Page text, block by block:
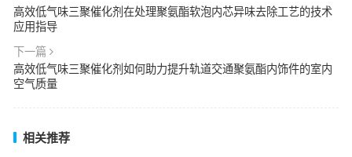
高效低气味三聚催化剂在处理聚氨酯软泡内芯异味去除工艺的技术
应用指导
下一篇
高效低气味三聚催化剂如何助力提升轨道交通聚氨酯内饰件的室内
空气质量
相关推荐